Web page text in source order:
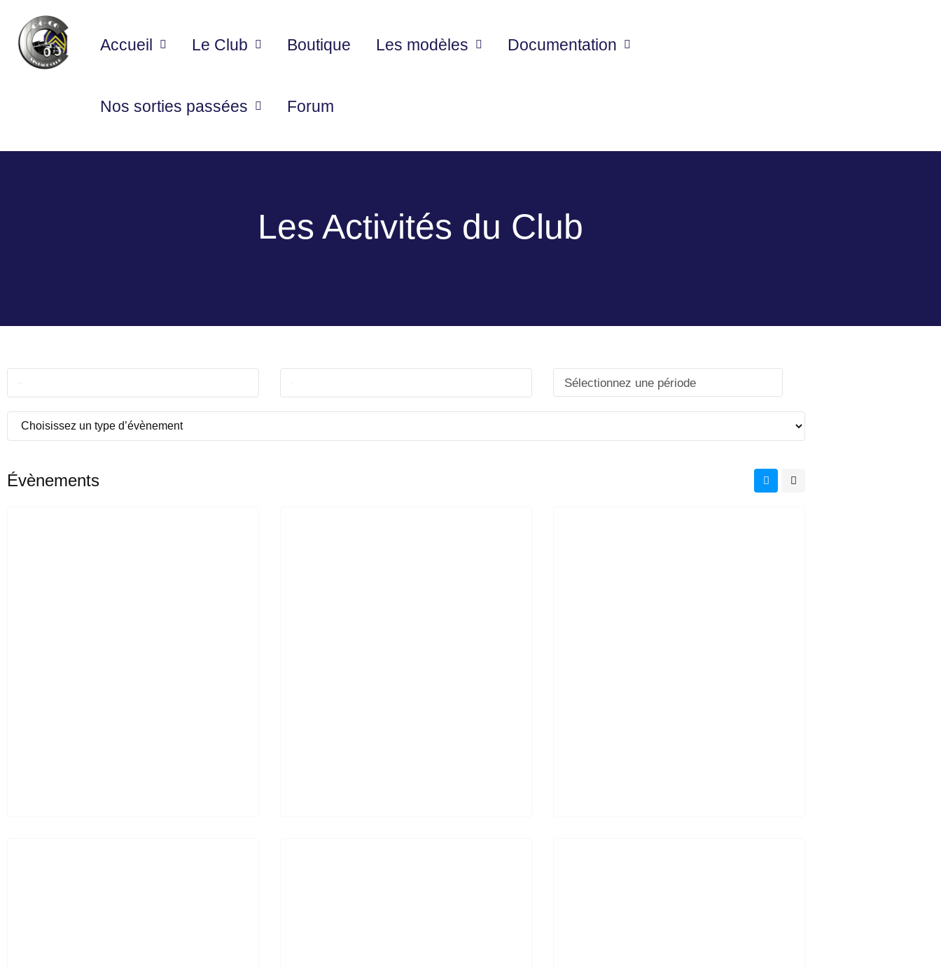
Accueil Le Club Boutique Les modèles Documentation
Nos sorties passées Forum
Les Activités du Club
Sélectionnez une période
Évènements